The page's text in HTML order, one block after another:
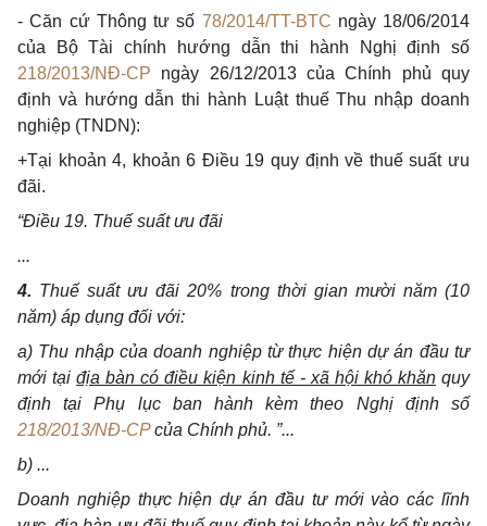
- Căn cứ Thông tư số 78/2014/TT-BTC ngày 18/06/2014
của Bộ Tài chính hướng dẫn thi hành Nghị định số
218/2013/NĐ-CP ngày 26/12/2013 của Chính phủ quy
định và hướng dẫn thi hành Luật thuế Thu nhập doanh
nghiệp (TNDN):
+Tại khoản 4, khoản 6 Điều 19 quy định về thuế suất ưu
đãi.
“Điều 19. Thuế suất ưu đãi
...
4. Thuế suất ưu đãi 20% trong thời gian mười năm (10
năm) áp dụng đối với:
a) Thu nhập của doanh nghiệp từ thực hiện dự án đầu tư
mới tạiđịa bàn có điều kiện kinh tế - xã hội khó khănquy
định tại Phụ lục ban hành kèm theo Nghị định số
218/2013/NĐ-CPcủa Chính phủ. ”...
b) ...
Doanh nghiệp thực hiện dự án đầu tư mới vào các lĩnh